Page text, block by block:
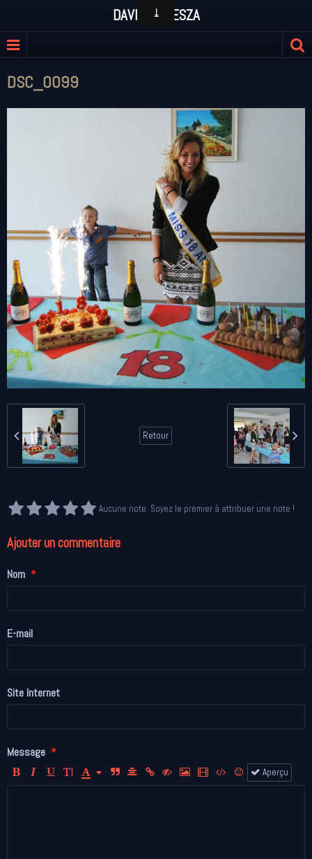
DAVID KULESZA
DSC_0099
Retour
Aucune note. Soyez le premier à attribuer une note !
Ajouter un commentaire
Nom
E-mail
Site Internet
Message
Aperçu